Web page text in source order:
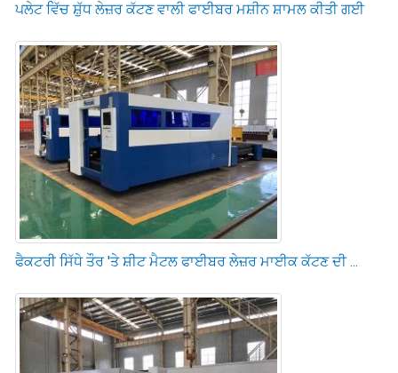
ਪਲੇਟ ਵਿੱਚ ਸ਼ੁੱਧ ਲੇਜ਼ਰ ਕੱਟਣ ਵਾਲੀ ਫਾਈਬਰ ਮਸ਼ੀਨ ਸ਼ਾਮਲ ਕੀਤੀ ਗਈ
ਫੈਕਟਰੀ ਸਿੱਧੇ ਤੌਰ 'ਤੇ ਸ਼ੀਟ ਮੈਟਲ ਫਾਈਬਰ ਲੇਜ਼ਰ ਮਾਈਕ ਕੱਟਣ ਦੀ ...